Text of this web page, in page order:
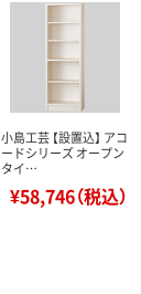
小島工芸 【設置込】 アコ
ードシリーズ オープン
タイ…
¥58,746（税込）